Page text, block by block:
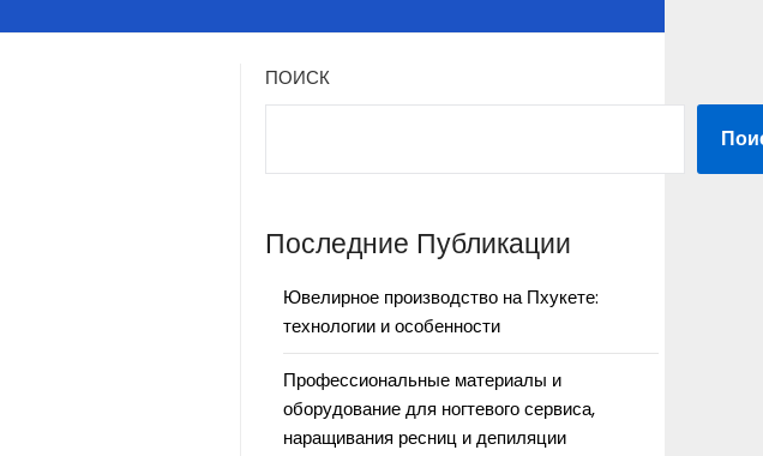
ПОИСК
Последние Публикации
Ювелирное производство на Пхукете:
технологии и особенности
Профессиональные материалы и
оборудование для ногтевого сервиса,
наращивания ресниц и депиляции